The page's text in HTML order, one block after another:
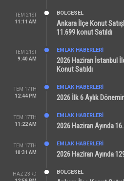
TEM 21ST
11:11 AM
BÖLGESEL
Ankara İlçe Konut
11.699 konut Satıldı
TEM 21ST
9:40 AM
EMLAK HABERLERI
2026 Haziran İstanbul
Konut Satıldı
TEM 17TH
12:44 PM
EMLAK HABERLERI
2026 İlk 6 Aylık
TEM 17TH
11:22 AM
EMLAK HABERLERI
2026 Haziran Ayında
TEM 17TH
10:31 AM
EMLAK HABERLERI
2026 Haziran Ayında
HAZ 23RD
BÖLGESEL